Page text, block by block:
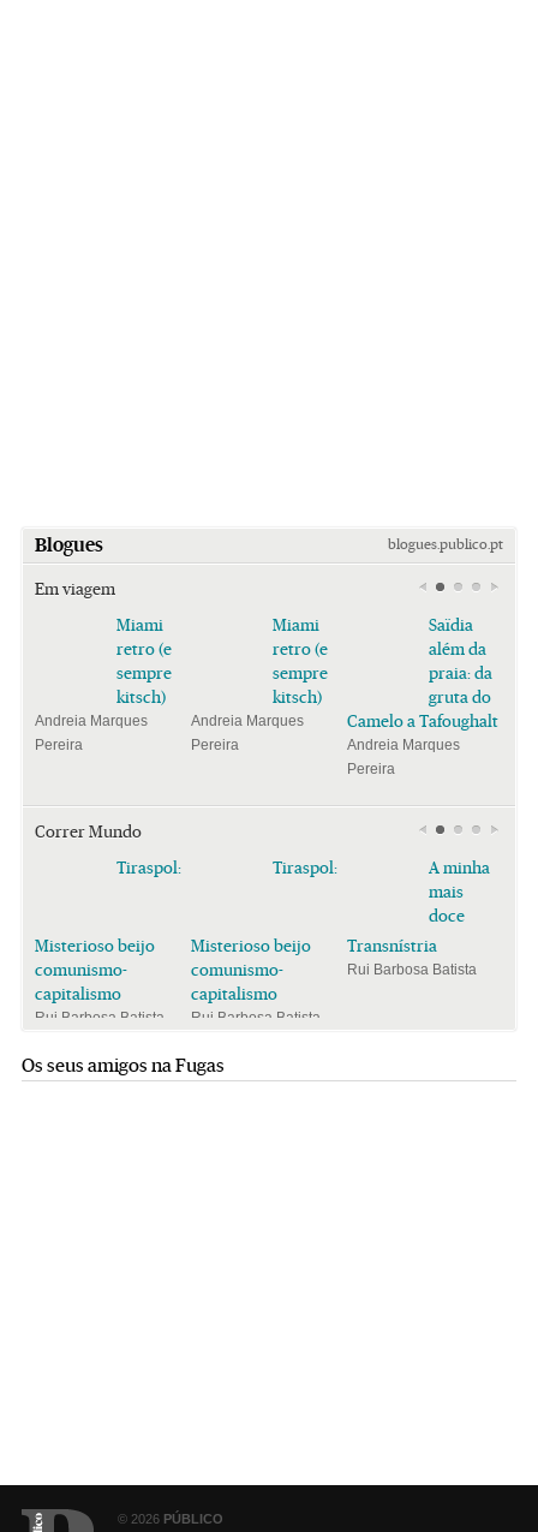
Blogues blogues.publico.pt
Em viagem
Miami
retro (e
sempre
kitsch)
Andreia Marques
Pereira
Miami
retro (e
sempre
kitsch)
Andreia Marques
Pereira
Saïdia
além da
praia: da
gruta do
Camelo a Tafoughalt
Andreia Marques
Pereira
Correr Mundo
Tiraspol:
Misterioso beijo
comunismo-
capitalismo
Rui Barbosa Batista
Tiraspol:
Misterioso beijo
comunismo-
capitalismo
Rui Barbosa Batista
A minha
mais
doce
Transnístria
Rui Barbosa Batista
Os seus amigos na Fugas
© 2026 PÚBLICO